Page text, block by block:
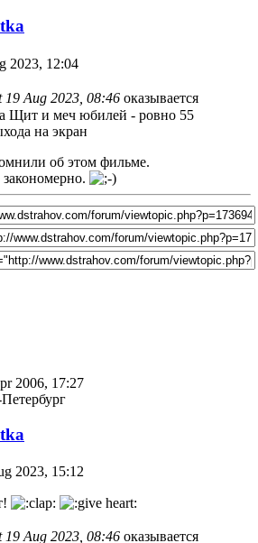
2023, 12:04
19 Aug 2023, 08:46 оказывается
Щит и меч юбилей - ровно 55
на экран
об этом фильме.
2006, 17:27
2023, 15:12
19 Aug 2023, 08:46 оказывается